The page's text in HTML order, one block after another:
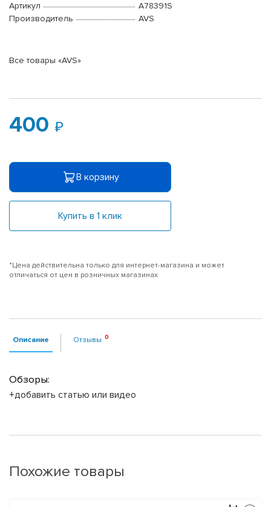
Артикул
A78391S
Производитель
AVS
Все товары «AVS»
400
В корзину
Купить в 1 клик
*Цена действительна только для интернет-магазина и может
отличаться от цен в розничных магазинах
Описание Отзывы
Обзоры:
+добавить статью или видео
Похожие товары